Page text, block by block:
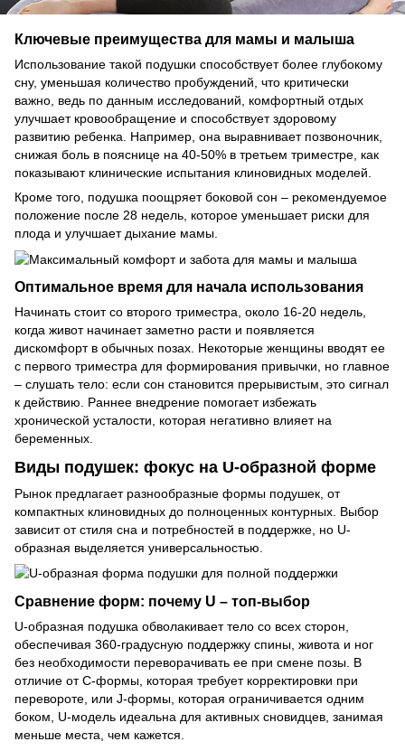
Ключевые преимущества для мамы и малыша
Использование такой подушки способствует более глубокому
сну, уменьшая количество пробуждений, что критически
важно, ведь по данным исследований, комфортный отдых
улучшает кровообращение и способствует здоровому
развитию ребенка. Например, она выравнивает позвоночник,
снижая боль в пояснице на 40-50% в третьем триместре, как
показывают клинические испытания клиновидных моделей.
Кроме того, подушка поощряет боковой сон – рекомендуемое
положение после 28 недель, которое уменьшает риски для
плода и улучшает дыхание мамы.
Оптимальное время для начала использования
Начинать стоит со второго триместра, около 16-20 недель,
когда живот начинает заметно расти и появляется
дискомфорт в обычных позах. Некоторые женщины вводят ее
с первого триместра для формирования привычки, но главное
– слушать тело: если сон становится прерывистым, это сигнал
к действию. Раннее внедрение помогает избежать
хронической усталости, которая негативно влияет на
беременных.
Виды подушек: фокус на U-образной форме
Рынок предлагает разнообразные формы подушек, от
компактных клиновидных до полноценных контурных. Выбор
зависит от стиля сна и потребностей в поддержке, но U-
образная выделяется универсальностью.
Сравнение форм: почему U – топ-выбор
U-образная подушка обволакивает тело со всех сторон,
обеспечивая 360-градусную поддержку спины, живота и ног
без необходимости переворачивать ее при смене позы. В
отличие от C-формы, которая требует корректировки при
перевороте, или J-формы, которая ограничивается одним
боком, U-модель идеальна для активных сновидцев, занимая
меньше места, чем кажется.